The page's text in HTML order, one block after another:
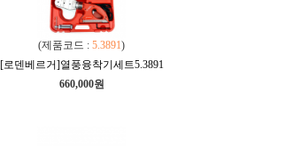
(제품코드 : 5.3891)
[로덴베르거]열풍융착기세트5.3891
660,000원